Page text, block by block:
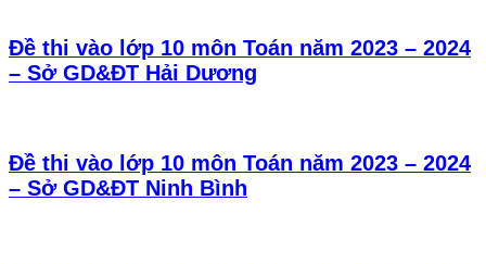
Đề thi vào lớp 10 môn Toán năm 2023 – 2024
– Sở GD&ĐT Hải Dương
Đề thi vào lớp 10 môn Toán năm 2023 – 2024
– Sở GD&ĐT Ninh Bình